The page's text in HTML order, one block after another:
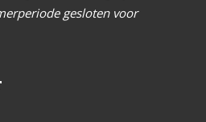
gesloten voor